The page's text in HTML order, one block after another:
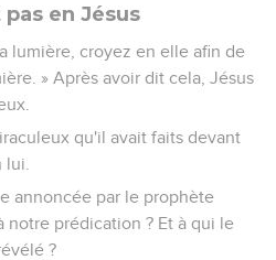
en Jésus
lumière, croyez en elle afin de
» Après avoir dit cela, Jésus
qu'il avait faits devant
annoncée par le prophète
notre prédication ? Et à qui le
?